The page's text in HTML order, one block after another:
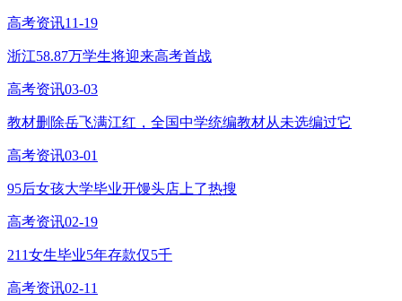
高考资讯11-19
浙江58.87万学生将迎来高考首战
高考资讯03-03
教材删除岳飞满江红，全国中学统编教材从未选编过它
高考资讯03-01
95后女孩大学毕业开馒头店上了热搜
高考资讯02-19
211女生毕业5年存款仅5千
高考资讯02-11